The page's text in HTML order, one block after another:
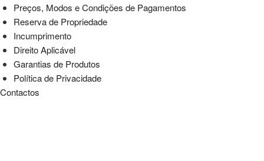
Preços, Modos e Condições de Pagamentos
Reserva de Propriedade
Incumprimento
Direito Aplicável
Garantias de Produtos
Política de Privacidade
Contactos